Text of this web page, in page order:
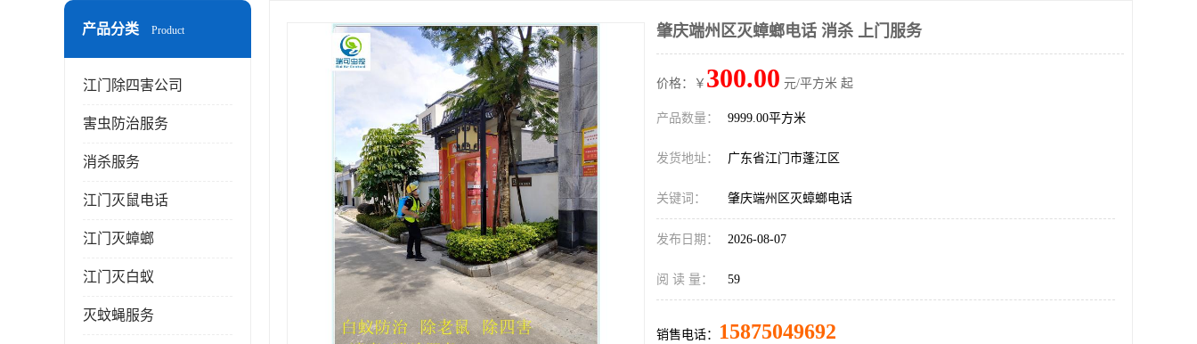
产品分类 Product
江门除四害公司
害虫防治服务
消杀服务
江门灭鼠电话
江门灭蟑螂
江门灭白蚁
灭蚊蝇服务
肇庆端州区灭蟑螂电话 消杀 上门服务
价格：￥ 300.00 元/平方米 起
产品数量： 9999.00平方米
发货地址： 广东省江门市蓬江区
关键词： 肇庆端州区灭蟑螂电话
发布日期： 2026-08-07
阅 读 量： 59
销售电话： 15875049692